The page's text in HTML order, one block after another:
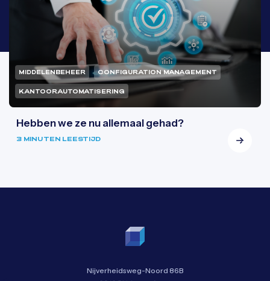
MIDDELENBEHEER CONFIGURATION MANAGEMENT
KANTOORAUTOMATISERING
Hebben we ze nu allemaal gehad?
3 MINUTEN LEESTIJD
Nijverheidsweg-Noord 86B